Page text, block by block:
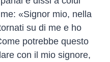
«Signor mio, nella
su di me e ho
potrebbe questo
con il mio signore,